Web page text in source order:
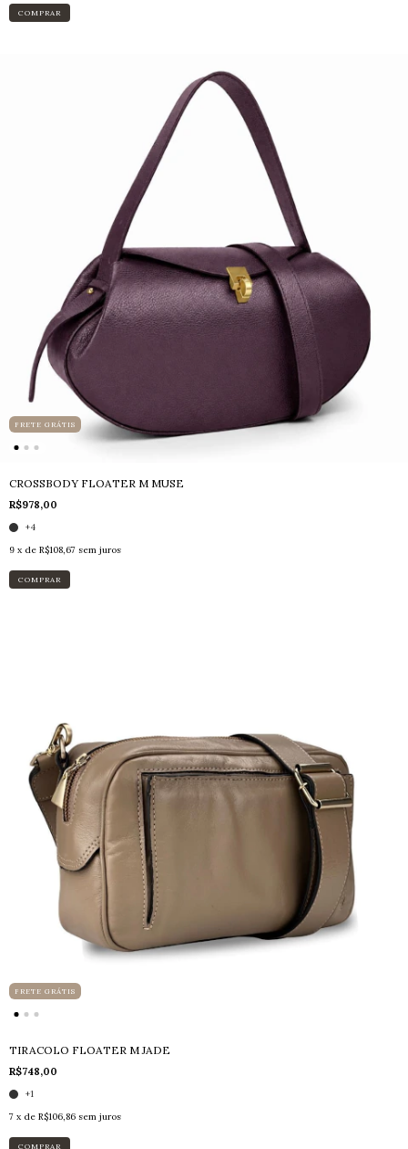
COMPRAR
FRETE GRÁTIS
CROSSBODY FLOATER M MUSE
R$978,00
+4
9 x de R$108,67 sem juros
COMPRAR
FRETE GRÁTIS
TIRACOLO FLOATER M JADE
R$748,00
+1
7 x de R$106,86 sem juros
COMPRAR